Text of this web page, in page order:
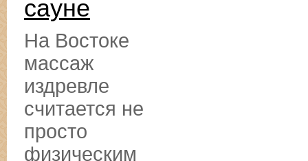
сауне
На Востоке
массаж
издревле
считается не
просто
физическим